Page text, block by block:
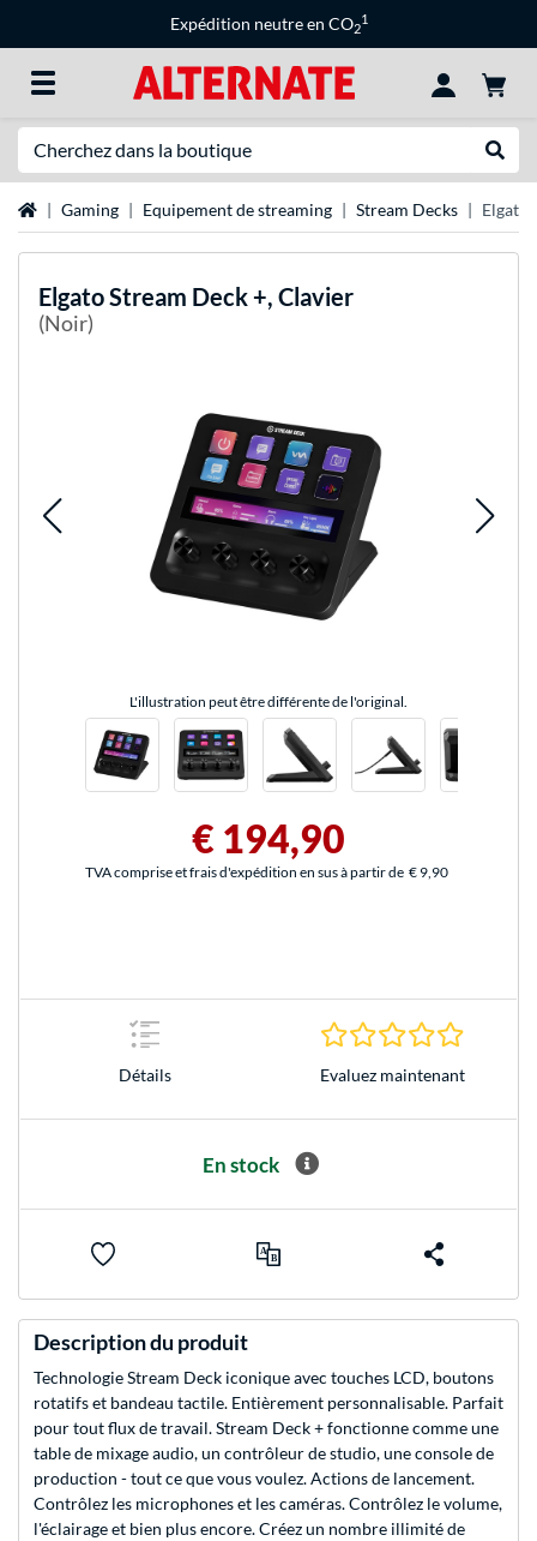
Expédition neutre en CO2
1
Page d'accueil
Gaming Equipement de streaming Stream Decks Elgato
ElgatoStream Deck +, Clavier
(Noir)
L'illustration peut être différente de l'original.
€ 194,90
TVA comprise et frais d'expédition en sus à partir de € 9,90
Détails Evaluez maintenant
En stock
Description du produit
Technologie Stream Deck iconique avec touches LCD, boutons
rotatifs et bandeau tactile. Entièrement personnalisable. Parfait
pour tout flux de travail. Stream Deck + fonctionne comme une
table de mixage audio, un contrôleur de studio, une console de
production - tout ce que vous voulez. Actions de lancement.
Contrôlez les microphones et les caméras. Contrôlez le volume,
l'éclairage et bien plus encore. Créez un nombre illimité de